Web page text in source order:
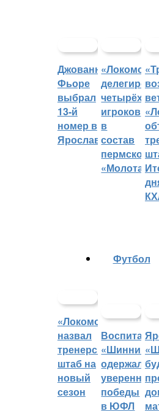
Джованни
Фьоре
выбрал
13-й
номер в
Ярославле
четырёх
игроков
в
состав
пермского
«Молота»
«Локомотив»
назвал
тренерский
штаб на
новый
сезон
Футбол
«Шинника»
одержали
уверенные
победы
в ЮФЛ